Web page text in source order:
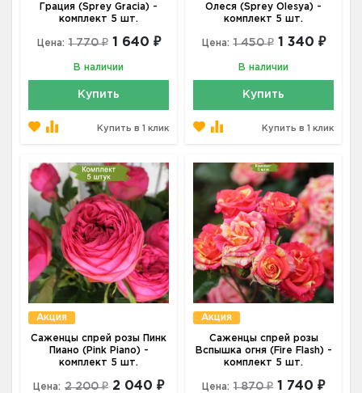
Грация (Sprey Gracia) -
комплект 5 шт.
Цена: 1 770 ₽ 1 640 ₽
В наличии
Купить
Купить в 1 клик
Олеся (Sprey Olesya) -
комплект 5 шт.
Цена: 1 450 ₽ 1 340 ₽
В наличии
Купить
Купить в 1 клик
Акция
Саженцы спрей розы Пинк
Пиано (Pink Piano) -
комплект 5 шт.
Цена: 2 200 ₽ 2 040 ₽
Акция
Саженцы спрей розы
Вспышка огня (Fire Flash) -
комплект 5 шт.
Цена: 1 870 ₽ 1 740 ₽